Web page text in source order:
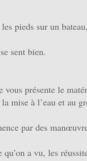
pieds sur un bateau,
sent bien.
présente le
mise à l’eau et au
par des
a vu, les